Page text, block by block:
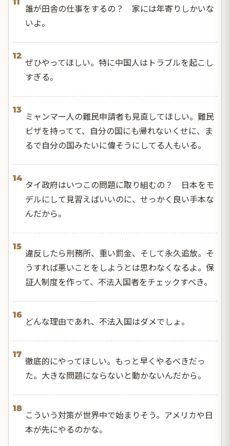
誰が田舎の仕事をするの？ 家には年寄りしかいな
いよ。
12
ぜひやってほしい。特に中国人はトラブルを起こし
すぎる。
13
ミャンマー人の難民申請者も見直してほしい。難民
ビザを持ってて、自分の国にも帰れないくせに、ま
るで自分の国みたいに偉そうにしてる人もいる。
14
タイ政府はいつこの問題に取り組むの？ 日本をモ
デルにして見習えばいいのに、せっかく良い手本な
んだから。
15
違反したら刑務所、重い罰金、そして永久追放。そ
うすれば悪いことをしようとは思わなくなるよ。保
証人制度を作って、不法入国者をチェックすべき。
16
どんな理由であれ、不法入国はダメでしょ。
17
徹底的にやってほしい。もっと早くやるべきだっ
た。大きな問題にならないと動かないんだから。
18
こういう対策が世界中で始まりそう。アメリカや日
本が先にやるのかな。